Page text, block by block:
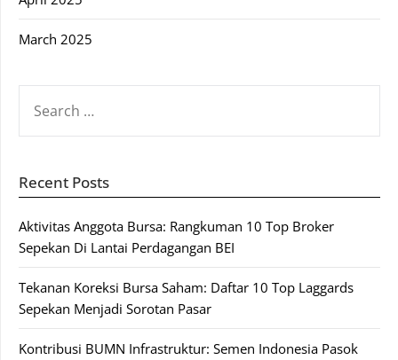
March 2025
FOR:
Recent Posts
Aktivitas Anggota Bursa: Rangkuman 10 Top Broker
Sepekan Di Lantai Perdagangan BEI
Tekanan Koreksi Bursa Saham: Daftar 10 Top Laggards
Sepekan Menjadi Sorotan Pasar
Kontribusi BUMN Infrastruktur: Semen Indonesia Pasok